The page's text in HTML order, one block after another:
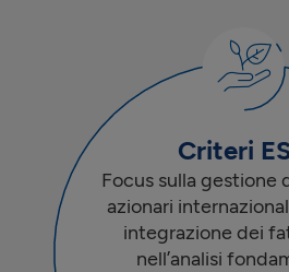
Criteri
Focus sulla gestione
azionari
integrazione dei
nell’analisi